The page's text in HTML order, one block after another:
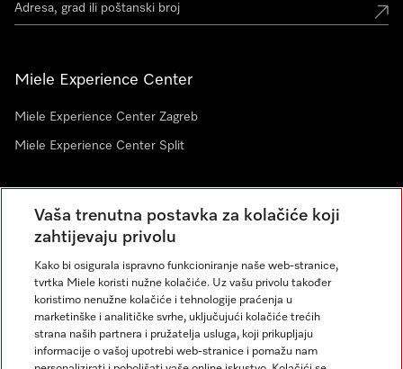
Miele Experience Center
Miele Experience Center Zagreb
Miele Experience Center Split
Newsletter
Vaša trenutna postavka za kolačiće koji
zahtijevaju privolu
Kako bi osigurala ispravno funkcioniranje naše web-stranice,
tvrtka Miele koristi nužne kolačiće. Uz vašu privolu također
koristimo nenužne kolačiće i tehnologije praćenja u
marketinške i analitičke svrhe, uključujući kolačiće trećih
strana naših partnera i pružatelja usluga, koji prikupljaju
informacije o vašoj upotrebi web-stranice i pomažu nam